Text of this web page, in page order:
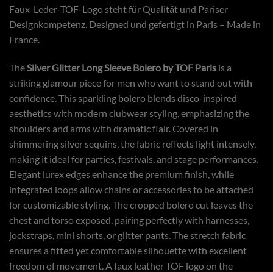
Faux-Leder-TOF-Logo steht für Qualität und Pariser
Designkompetenz. Designed und gefertigt in Paris – Made in
France.
The Silver Glitter Long Sleeve Bolero byTOF Paris is a
striking glamour piece for men who want to stand out with
confidence. This sparkling bolero blends disco-inspired
aesthetics with modern clubwear styling, emphasizing the
shoulders and arms with dramatic flair. Covered in
shimmering silver sequins, the fabric reflects light intensely,
making it ideal for parties, festivals, and stage performances.
Elegant lurex edges enhance the premium finish, while
integrated loops allow chains or accessories to be attached
for customizable styling. The cropped bolero cut leaves the
chest and torso exposed, pairing perfectly with harnesses,
jockstraps, mini shorts, or glitter pants. The stretch fabric
ensures a fitted yet comfortable silhouette with excellent
freedom of movement. A faux leather TOF logo on the